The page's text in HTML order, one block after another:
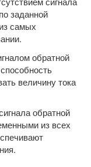
заданной
самых
обратной
величину тока
обратной
из всех